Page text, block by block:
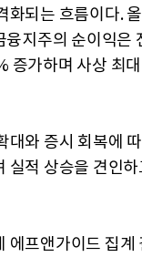
화되는 흐름이다.
융지주의 순이익은
증가하며 사상 최
대와 증시 회복에
실적 상승을 견인하
에프앤가이드 집계